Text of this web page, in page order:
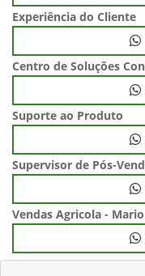
Experiência do Cliente
Centro de Soluções
Suporte ao Produto
Supervisor de Pós-
Vendas Agricola - Mario